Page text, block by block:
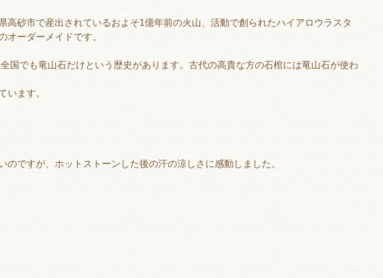
高砂市で産出されているおよそ1億年前の火山、活動で創られたハイアロウラスタ
オーダーメイドです。
国でも竜山石だけという歴史があります。古代の高貴な方の石棺には竜山石が使わ
います。
ですが、ホットストーンした後の汗の涼しさに感動しました。